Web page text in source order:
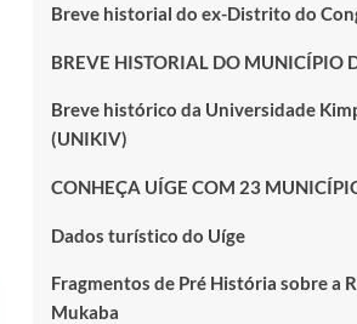
Breve historial do ex-Distrito do
BREVE HISTORIAL DO MUNICÍPIO
Breve histórico da Universidade
(UNIKIV)
CONHEÇA UÍGE COM 23
Dados turístico do Uíge
Fragmentos de Pré História sobre a
Mukaba